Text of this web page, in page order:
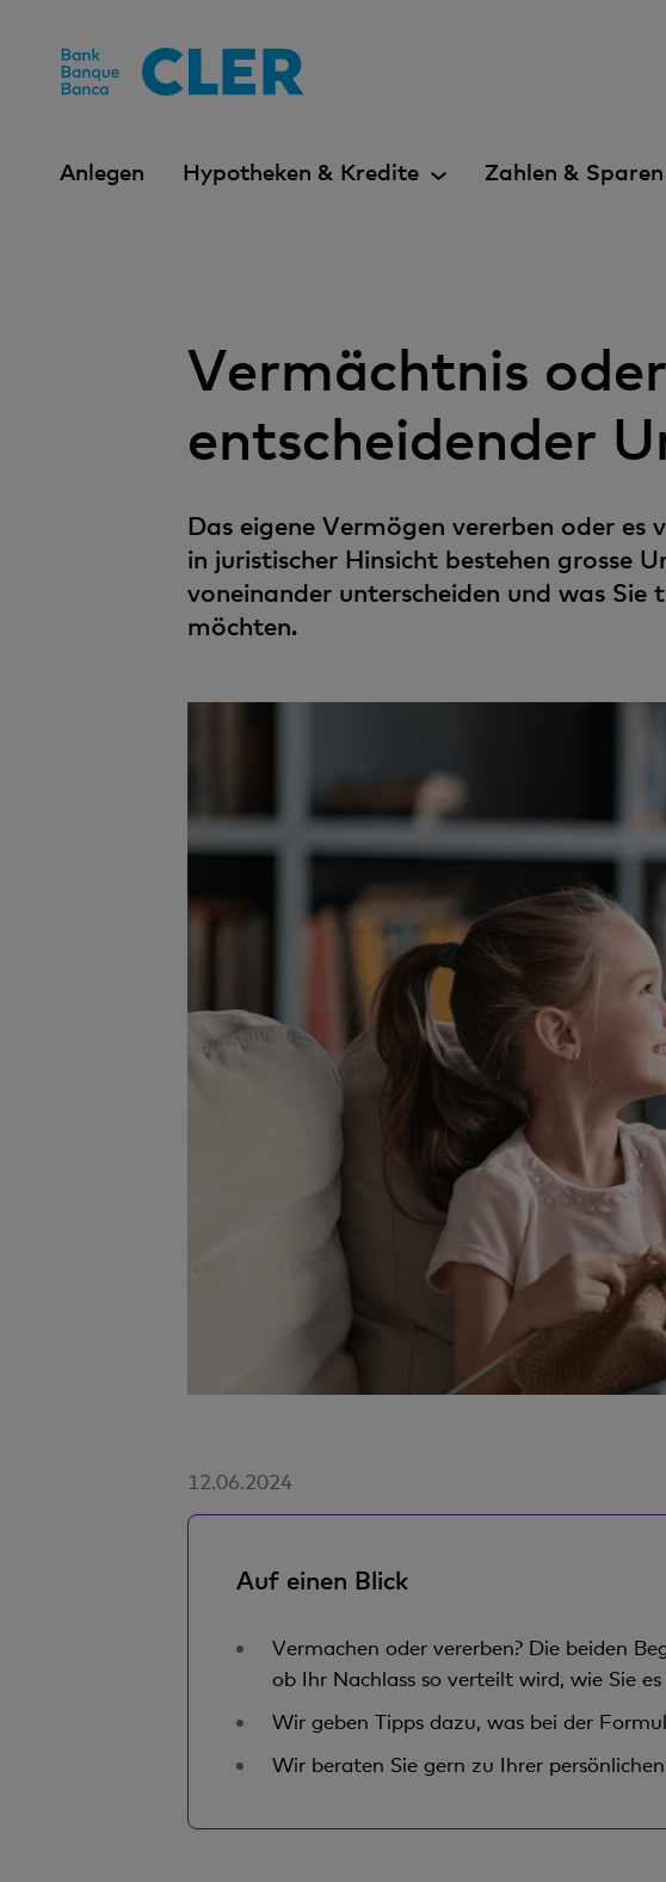
Anlegen Hypotheken & Kredite Zahlen & Sparen
Vermächtnis
entscheidender
Das eigene Vermögen vererben oder
in juristischer Hinsicht bestehen grosse
voneinander unterscheiden und was
möchten.
12.06.2024
Auf einen Blick
Vermachen oder vererben? Die beiden
ob Ihr Nachlass so verteilt wird, wie Sie es
Wir geben Tipps dazu, was bei der
Wir beraten Sie gern zu Ihrer